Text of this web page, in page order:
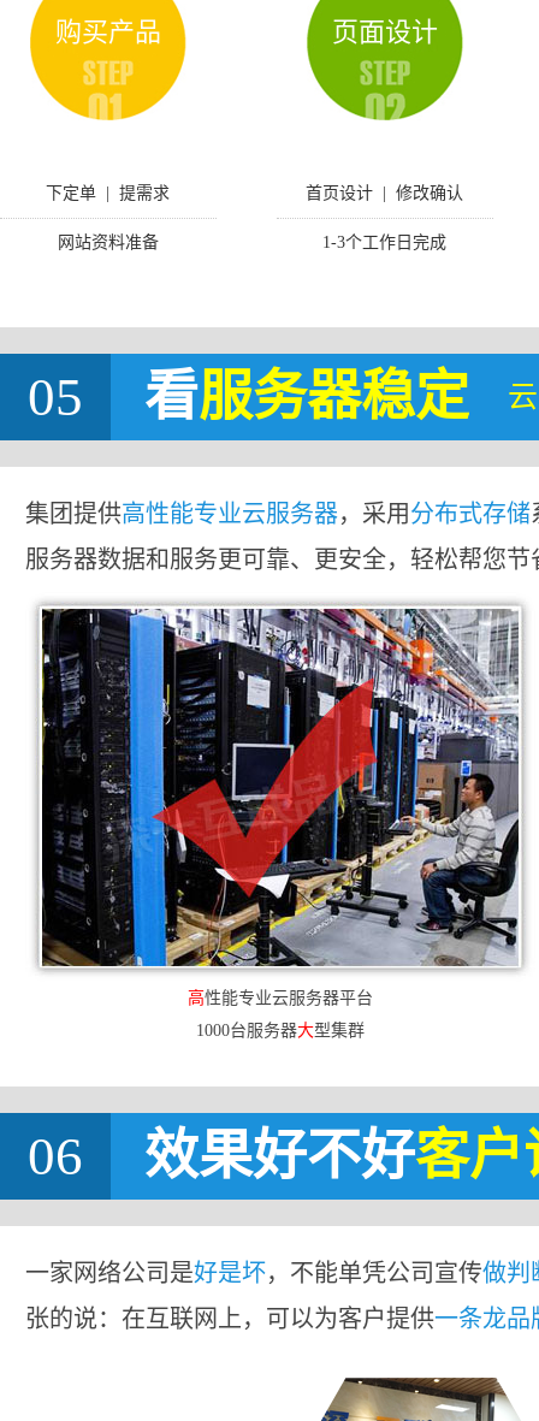
购买产品
下定单 | 提需求
网站资料准备
页面设计
首页设计 | 修改确认
1-3个工作日完成
05 看服务器稳定
集团提供高性能专业云服务器，采用分布式存储
服务器数据和服务更可靠、更安全，轻松帮您节
高性能专业云服务器平台
1000台服务器大型集群
06 效果好不好客户
一家网络公司是好是坏，不能单凭公司宣传做判
张的说：在互联网上，可以为客户提供一条龙品